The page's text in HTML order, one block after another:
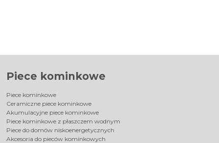
Piece kominkowe
Piece kominkowe
Ceramiczne piece kominkowe
Akumulacyjne piece kominkowe
Piece kominkowe z płaszczem wodnym
Piece do domów niskoenergetycznych
Akcesoria do pieców kominkowych